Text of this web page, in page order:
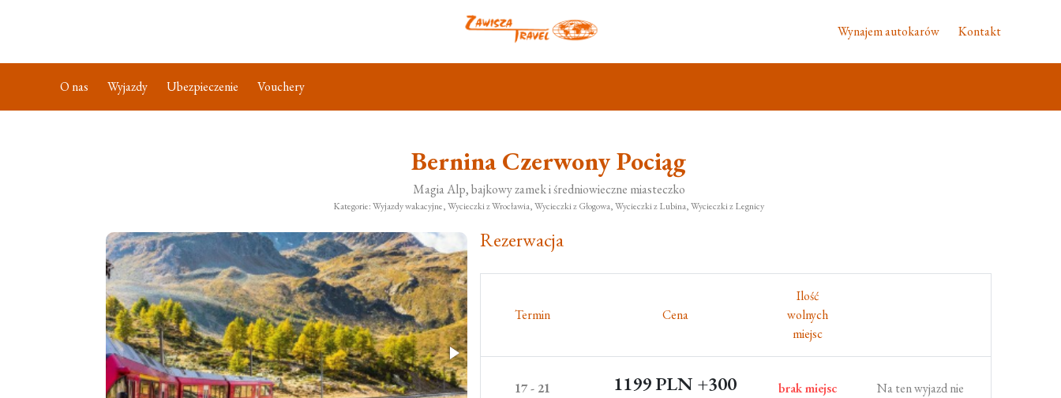
Wynajem autokarów Kontakt
O nas Wyjazdy Ubezpieczenie Vouchery
Bernina Czerwony Pociąg
Magia Alp, bajkowy zamek i średniowieczne miasteczko
Kategorie: Wyjazdy wakacyjne, Wycieczki z Wrocławia, Wycieczki z Głogowa, Wycieczki z Lubina, Wycieczki z Legnicy
Rezerwacja
Termin Cena
Ilość
wolnych
miejsc
17 - 21
1199 PLN +300
brak miejsc
Na ten wyjazd nie